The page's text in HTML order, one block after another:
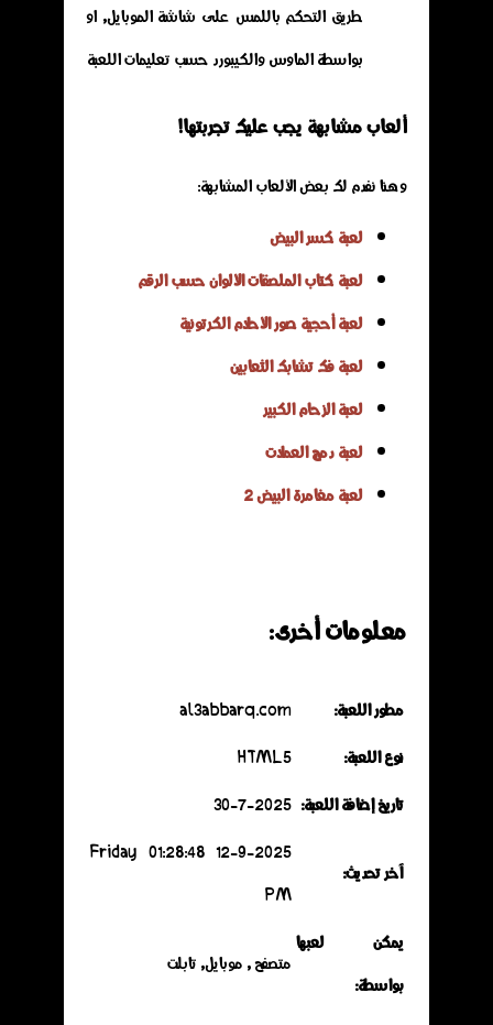
طريق التحكم باللمس على شاشة الموبايل, او
بواسطة الماوس والكيبورد حسب تعليمات اللعبة
ألعاب مشابهة يجب عليك تجربتها!
وهنا نفدم لك بعض الألعاب المشابهة:
لعبة كسر البيض
لعبة كتاب الملصقات الألوان حسب الرقم
لعبة أحجية صور الأحلام الكرتونية
لعبة فك تشابك الثعابين
لعبة الزحام الكبير
لعبة دمج العملات
لعبة مغامرة البيض 2
معلومات أخرى:
مطور اللعبة:
al3abbarq.com
نوع اللعبة:
HTML5
تاريخ إضافة اللعبة: 30-7-2025
آخر تحديث:
12-9-2025 Friday 01:28:48
PM
يمكن لعبها
بواسطة:
متصفح , موبايل, تابلت